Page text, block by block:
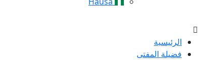
الرئيسية
فضيلة المفتى